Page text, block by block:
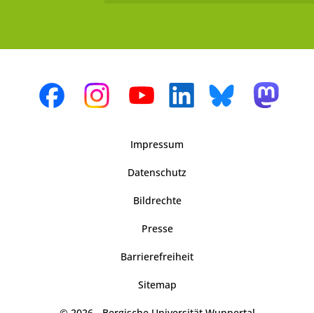
Impressum
Datenschutz
Bildrechte
Presse
Barrierefreiheit
Sitemap